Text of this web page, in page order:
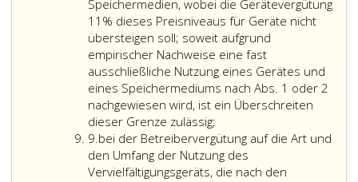
Speichermedien, wobei die Gerätevergütung
11% dieses Preisniveaus für Geräte nicht
übersteigen soll; soweit aufgrund
empirischer Nachweise eine fast
ausschließliche Nutzung eines Gerätes und
eines Speichermediums nach Abs. 1 oder 2
nachgewiesen wird, ist ein Überschreiten
dieser Grenze zulässig;
ein
wirtschaftlich
angemessenes
9.Ziffer
9
bei der Betreibervergütung auf die Art und
den Umfang der Nutzung des
Vervielfältigungsgeräts, die nach den